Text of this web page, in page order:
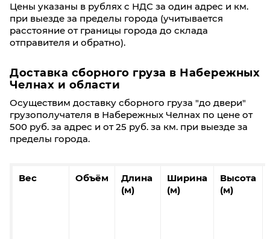
Цены указаны в рублях с НДС за один адрес и км.
при выезде за пределы города (учитывается
расстояние от границы города до склада
отправителя и обратно).
Доставка сборного груза в Набережных
Челнах и области
Осуществим доставку сборного груза "до двери"
грузополучателя в Набережных Челнах по цене от
500 руб. за адрес и от 25 руб. за км. при выезде за
пределы города.
Вес Объём
Длина
(м)
Ширина
(м)
Высота
(м)